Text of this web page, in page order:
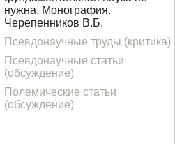
нужна. Монография.
Черепенников В.Б.
Псевдонаучные труды (критика)
Псевдонаучные статьи
(обсуждение)
Полемические статьи
(обсуждение)